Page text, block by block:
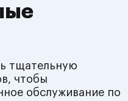
тщательную
чтобы
обслуживание по